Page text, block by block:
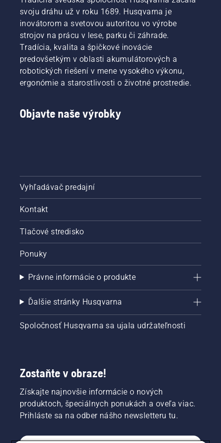
svoju dráhu už v roku 1689. Husqvarna je
inovátorom a svetovou autoritou vo výrobe
strojov na prácu v lese, parku či záhrade.
Tradícia, kvalita a špičkové inovácie
predovšetkým v oblasti akumulátorových a
robotických riešení v mene vysokého výkonu,
ergonómie a starostlivosti o životné prostredie.
Objavte naše výrobky
Vyhľadávač predajní
Kontakt
Tlačové stredisko
Ponuky
Právne informácie o produkte
Ďalšie stránky Husqvarna
Spoločnosť Husqvarna sa ujala udržateľnosti
Zostaňte v obraze!
Získajte najnovšie informácie o nových
produktoch, špeciálnych ponukách a oveľa viac.
Prihláste sa na odber nášho newsletteru tu.